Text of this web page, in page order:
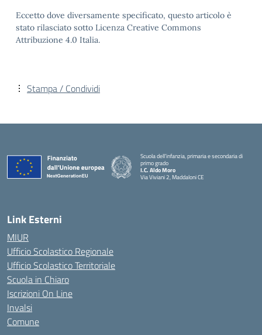
Eccetto dove diversamente specificato, questo articolo è
stato rilasciato sotto Licenza Creative Commons
Attribuzione 4.0 Italia.
Stampa / Condividi
Scuola dell’infanzia, primaria e secondaria di
primo grado
I.C. Aldo Moro
Via Viviani 2, Maddaloni CE
Link Esterni
MIUR
Ufficio Scolastico Regionale
Ufficio Scolastico Territoriale
Scuola in Chiaro
Iscrizioni On Line
Invalsi
Comune